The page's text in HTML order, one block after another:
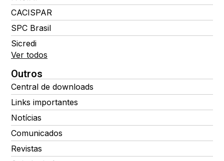
CACISPAR
SPC Brasil
Sicredi
Ver todos
Outros
Central de downloads
Links importantes
Notícias
Comunicados
Revistas